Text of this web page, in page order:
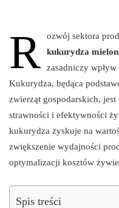
R
ozwój sektora
kukurydza
zasadniczy
Kukurydza, będąca
zwierząt gospodarskich,
strawności i efektywności
kukurydza zyskuje na
zwiększenie wydajności
optymalizacji kosztów
Spis treści